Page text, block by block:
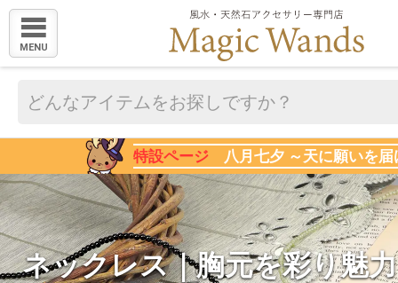
MENU
特設ページ 八月七夕 ～天に願いを届
ネックレス｜胸元を彩り魅